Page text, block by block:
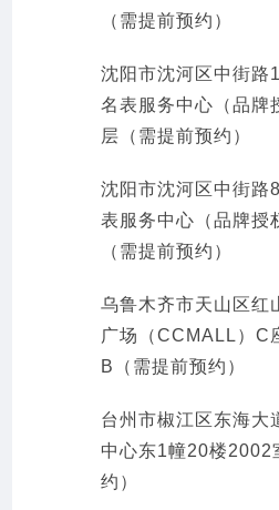
（需提前预约）
沈阳市沈河区中街路
名表服务中心（品牌
层（需提前预约）
沈阳市沈河区中街路
表服务中心（品牌授
（需提前预约）
乌鲁木齐市天山区红
广场（CCMALL）C
B（需提前预约）
台州市椒江区东海大
中心东1幢20楼2002
约）